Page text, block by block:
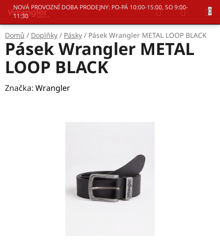
Přejít
obsah
NOVÁ PROVOZNÍ DOBA PRODEJNY: PO-PÁ 10:00-15:00, SO 9:00-
11:30
Hledat
KOŠÍK
Domů / Doplňky / Pásky / Pásek Wrangler METAL LOOP BLACK
Pásek Wrangler METAL
LOOP BLACK
Značka: Wrangler